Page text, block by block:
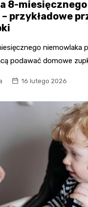
8-miesięcznego
przykładowe
niemowlaka
podawać domowe
16 lutego 2026